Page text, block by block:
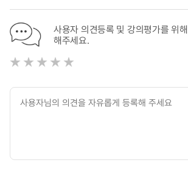
사용자 의견등록 및 강의평가를 위
해주세요.